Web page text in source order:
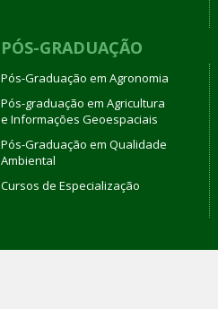
PÓS-GRADUAÇÃO
Pós-Graduação em Agronomia
Pós-graduação em Agricultura
e Informações Geoespaciais
Pós-Graduação em Qualidade
Ambiental
Cursos de Especialização